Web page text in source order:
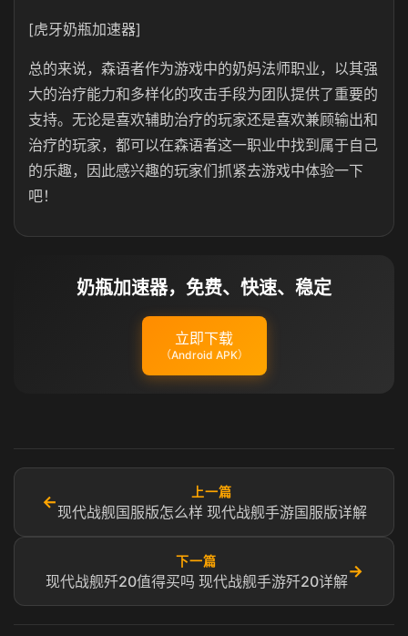
[虎牙奶瓶加速器]
总的来说，森语者作为游戏中的奶妈法师职业，以其强
大的治疗能力和多样化的攻击手段为团队提供了重要的
支持。无论是喜欢辅助治疗的玩家还是喜欢兼顾输出和
治疗的玩家，都可以在森语者这一职业中找到属于自己
的乐趣，因此感兴趣的玩家们抓紧去游戏中体验一下
吧！‌
奶瓶加速器，免费、快速、稳定
立即下载
（Android APK）
←
上一篇
现代战舰国服版怎么样 现代战舰手游国服版详解
下一篇
现代战舰歼20值得买吗 现代战舰手游歼20详解
→